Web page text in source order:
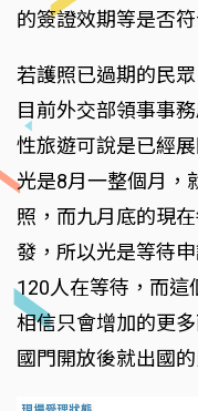
的簽證效期等是否符
若護照已過期的民
目前外交部領事事
性旅遊可說是已經
光是8月一整個月，
照，而九月底的現
發，所以光是等待
120人在等待，而這
相信只會增加的更
國門開放後就出國